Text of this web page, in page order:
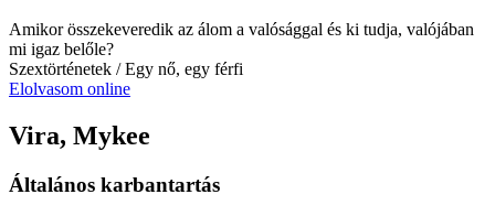
Amikor összekeveredik az álom a valósággal és ki tudja, valójában
mi igaz belőle?
Szextörténetek / Egy nő, egy férfi
Elolvasom online
Vira, Mykee
Általános karbantartás